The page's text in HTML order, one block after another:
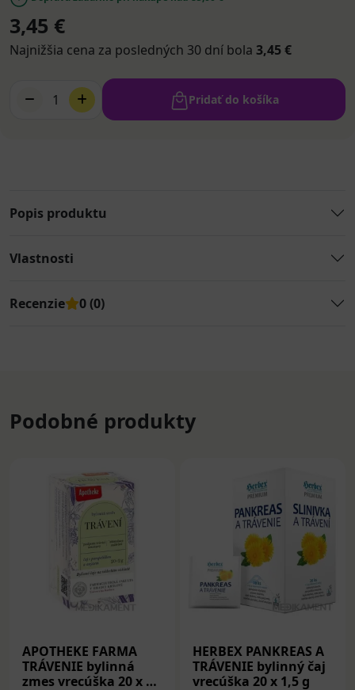
3,45 €
Najnižšia cena za posledných 30 dní bola 3,45 €
1 Pridať do košíka
Popis produktu
Vlastnosti
Recenzie 0 (0)
Podobné produkty
APOTHEKE FARMA
TRÁVENIE bylinná
zmes vrecúška 20 x 2
HERBEX PANKREAS A
TRÁVENIE bylinný čaj
vrecúška 20 x 1,5 g